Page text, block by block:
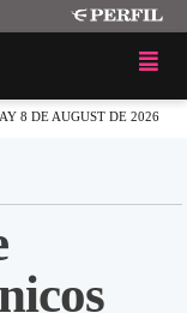
8 DE AUGUST DE 2026